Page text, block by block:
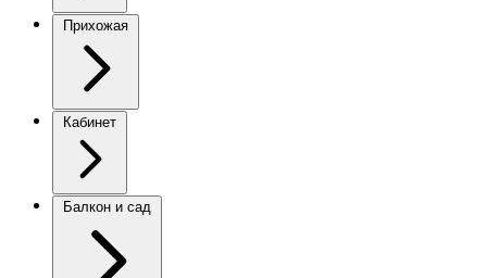
Прихожая
Кабинет
Балкон и сад